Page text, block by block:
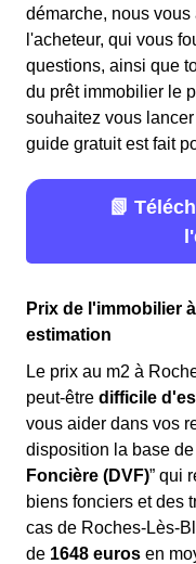
démarche, nous
l'acheteur, qui vous
questions, ainsi que
du prêt immobilier le
souhaitez vous
guide gratuit est fait
📗
Prix de l'immobilier
estimation
Le prix au m2 à
peut-être difficile
vous aider dans vos
disposition la base de
Foncière (DVF)” qui
biens fonciers et des
cas de Roches-Lès-
de 1648 euros en